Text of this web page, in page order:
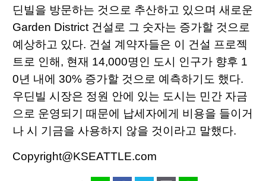
딘빌을 방문하는 것으로 추산하고 있으며 새로운
Garden District 건설로 그 숫자는 증가할 것으로
예상하고 있다. 건설 계약자들은 이 건설 프로젝
트로 인해, 현재 14,000명인 도시 인구가 향후 1
0년 내에 30% 증가할 것으로 예측하기도 했다.
우딘빌 시장은 정원 안에 있는 도시는 민간 자금
으로 운영되기 때문에 납세자에게 비용을 들이거
나 시 기금을 사용하지 않을 것이라고 말했다.
Copyright@KSEATTLE.com